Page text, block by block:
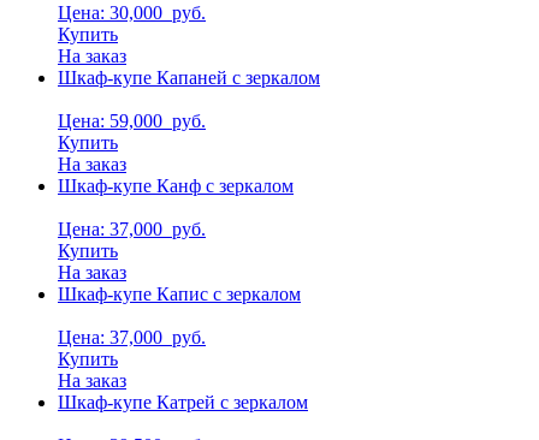
Цена: 30,000 руб.
Купить
На заказ
Шкаф-купе Капаней с зеркалом
Цена: 59,000 руб.
Купить
На заказ
Шкаф-купе Канф с зеркалом
Цена: 37,000 руб.
Купить
На заказ
Шкаф-купе Капис с зеркалом
Цена: 37,000 руб.
Купить
На заказ
Шкаф-купе Катрей с зеркалом